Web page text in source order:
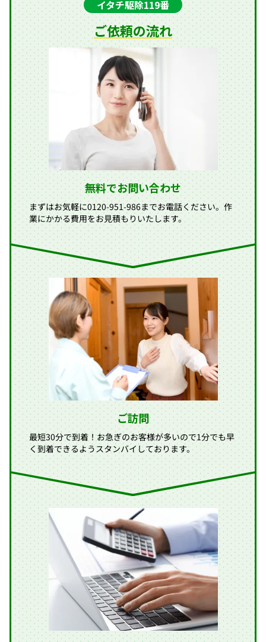
イタチ駆除119番
ご依頼の流れ
無料でお問い合わせ
まずはお気軽に0120-951-986までお電話ください。作
業にかかる費用をお見積もりいたします。
ご訪問
最短30分で到着！お急ぎのお客様が多いので1分でも早
く到着できるようスタンバイしております。